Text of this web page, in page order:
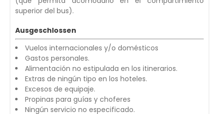
superior del bus).
Ausgeschlossen
Vuelos internacionales y/o domésticos
Gastos personales.
Alimentación no estipulada en los itinerarios.
Extras de ningún tipo en los hoteles.
Excesos de equipaje.
Propinas para guías y choferes
Ningún servicio no especificado.